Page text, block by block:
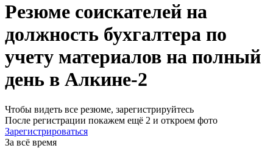
Резюме соискателей на
должность бухгалтера по
учету материалов на полный
день в Алкине-2
Чтобы видеть все резюме, зарегистрируйтесь
После регистрации покажем ещё 2 и откроем фото
Зарегистрироваться
За всё время